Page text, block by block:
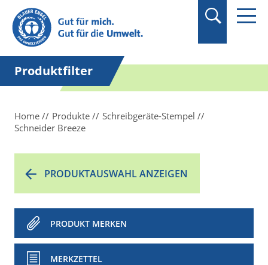
Suchbegriff in
Anführungszeichen
setzen.
Produktfilter
Home Produkte
Schreibgeräte-Stempel
Schneider Breeze
PRODUKTAUSWAHL ANZEIGEN
PRODUKT MERKEN
MERKZETTEL